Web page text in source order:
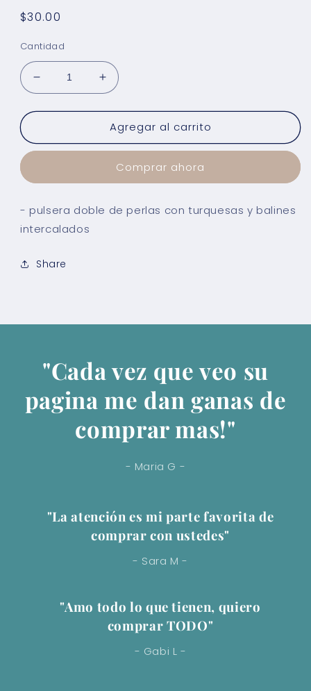
Precio
$30.00
Cantidad
Reducir
cantidad
para
Doble
Turquesa
Aumentar
cantidad
para
Pulsera
Doble
Turquesa
Agregar al carrito
Comprar ahora
- pulsera doble de perlas con turquesas y balines
intercalados
Share
"Cada vez que veo su
pagina me dan ganas de
comprar mas!"
- Maria G -
"La atención es mi parte favorita de
comprar con ustedes"
- Sara M -
"Amo todo lo que tienen, quiero
comprar TODO"
- Gabi L -